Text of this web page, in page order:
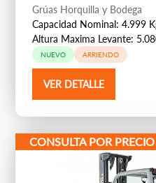
Grúas Horquilla y Bodega
Capacidad Nominal: 4.999
Altura Maxima Levante:
NUEVO ARRIENDO
VER DETALLE
CONSULTA POR